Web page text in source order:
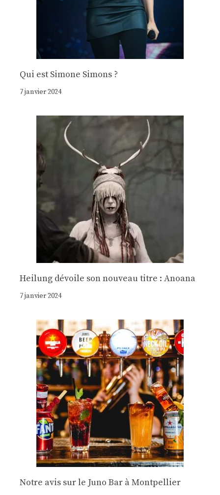
Qui est Simone Simons ?
7 janvier 2024
Heilung dévoile son nouveau titre : Anoana
7 janvier 2024
Notre avis sur le Juno Bar à Montpellier